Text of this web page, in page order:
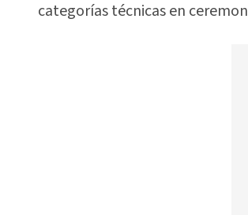
categorías técnicas en